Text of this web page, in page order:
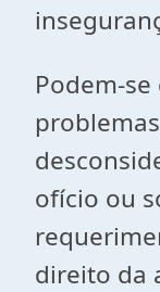
Podem-
ofício ou
direito da